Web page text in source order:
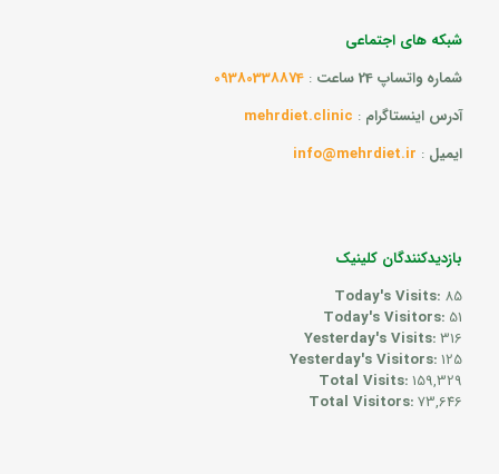
شبکه های اجتماعی
شماره واتساپ 24 ساعت
:
09380338874
آدرس اینستاگرام :
mehrdiet.clinic
ایمیل :
info@mehrdiet.ir
بازدیدکنندگان کلینیک
Today's Visits: 85
Today's Visitors: 51
Yesterday's Visits:316
Yesterday's Visitors:125
Total Visits:159,329
Total Visitors:73,646